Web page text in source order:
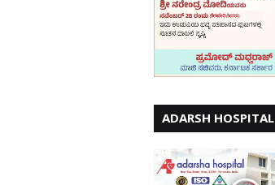
ADARSH HOSPITAL